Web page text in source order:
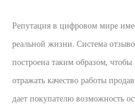
Репутация в цифровом мире
реальной жизни. Система
построена таким образом,
отражать качество работы
дает покупателю возможность